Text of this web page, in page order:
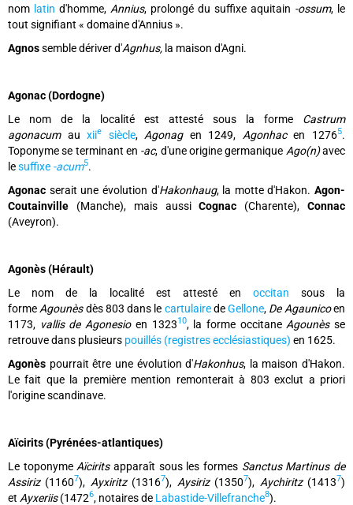
nom latin d'homme, Annius, prolongé du suffixe aquitain -ossum, le
tout signifiant « domaine d'Annius ».
Agnossemble dériver d'Agnhus, la maison d'Agni.
Agonac (Dordogne)
Le nom de la localité est attesté sous la forme Castrum
agonacumauxiie siècle, Agonagen 1249, Agonhacen 12765.
Toponyme se terminant en -ac, d'une origine germanique Ago(n)avec
lesuffixe -acum5.
Agonac serait une évolution d'Hakonhaug, la motte d'Hakon. Agon-
Coutainville (Manche), mais aussiCognac (Charente),Connac
(Aveyron).
Agonès (Hérault)
Le nom de la localité est attesté en occitan sous la
forme Agounèsdès 803 dans le cartulairedeGellone, De Agaunicoen
1173, vallis de Agonesioen 132310, la forme occitane Agounèsse
retrouve dans plusieurs pouillés (registres ecclésiastiques) en 1625.
Agonès pourrait être une évolution d'Hakonhus, la maison d'Hakon.
Le fait que la première mention remonterait à 803 exclut a priori
l'origine scandinave.
Aïcirits (Pyrénées-atlantiques)
Le toponyme Aïciritsapparaît sous les formes Sanctus Martinus de
Assiriz(11607), Ayxiritz(13167), Aysiriz(13507), Aychiritz(14137)
et Ayxeriis(14726, notaires de Labastide-Villefranche8).